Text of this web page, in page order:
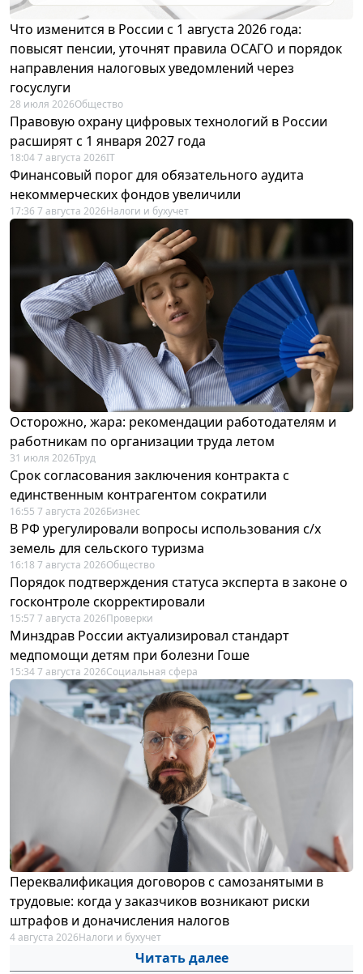
Что изменится в России с 1 августа 2026 года:
повысят пенсии, уточнят правила ОСАГО и порядок
направления налоговых уведомлений через
госуслуги
28 июля 2026Общество
Правовую охрану цифровых технологий в России
расширят с 1 января 2027 года
18:04 7 августа 2026IT
Финансовый порог для обязательного аудита
некоммерческих фондов увеличили
17:36 7 августа 2026Налоги и бухучет
Осторожно, жара: рекомендации работодателям и
работникам по организации труда летом
31 июля 2026Труд
Срок согласования заключения контракта с
единственным контрагентом сократили
16:55 7 августа 2026Бизнес
В РФ урегулировали вопросы использования с/х
земель для сельского туризма
16:18 7 августа 2026Общество
Порядок подтверждения статуса эксперта в законе о
госконтроле скорректировали
15:57 7 августа 2026Проверки
Минздрав России актуализировал стандарт
медпомощи детям при болезни Гоше
15:34 7 августа 2026Социальная сфера
Переквалификация договоров с самозанятыми в
трудовые: когда у заказчиков возникают риски
штрафов и доначисления налогов
4 августа 2026Налоги и бухучет
Читать далее